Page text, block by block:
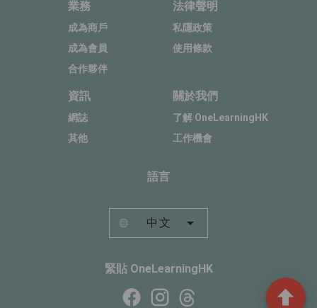
業務
成為商戶
成為會員
合作夥伴
法律聲明
私隱政策
使用條款
資訊
網誌
其他
關於我們
了解 OneLearningHK
工作機會
語言
中文
緊貼 OneLearningHK